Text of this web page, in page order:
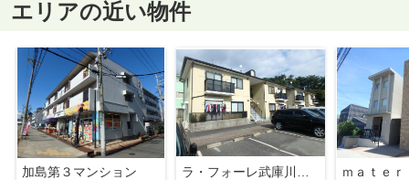
エリアの近い物件
加島第３マンション
ｍａｔｅ